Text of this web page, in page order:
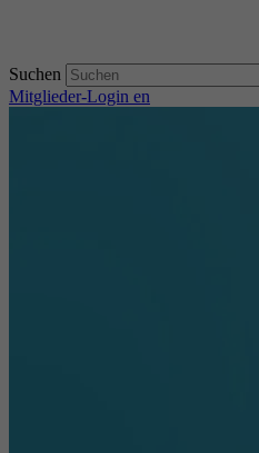
Suchen
Mitglieder-Login en